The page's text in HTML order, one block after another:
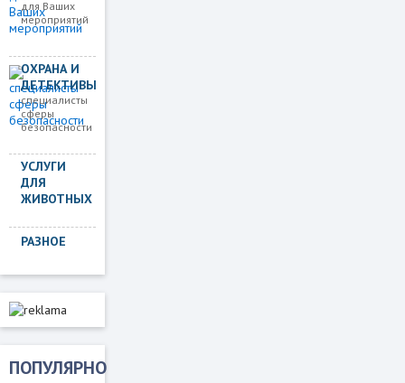
для Ваших
мероприятий
ОХРАНА И
ДЕТЕКТИВЫ
специалисты
сферы
безопасности
УСЛУГИ
ДЛЯ
ЖИВОТНЫХ
РАЗНОЕ
ПОПУЛЯРНО